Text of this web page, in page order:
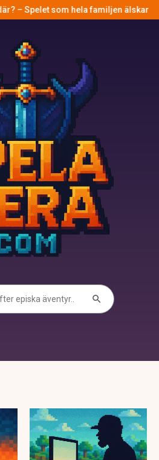
– Spelet som hela familjen älskar
Search Button